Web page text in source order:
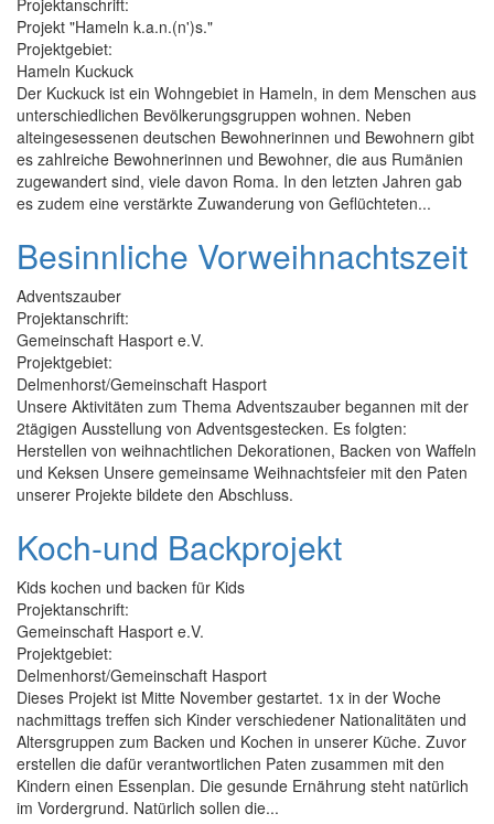
Projektanschrift:
Projekt "Hameln k.a.n.(n')s."
Projektgebiet:
Hameln Kuckuck
Der Kuckuck ist ein Wohngebiet in Hameln, in dem Menschen aus
unterschiedlichen Bevölkerungsgruppen wohnen. Neben
alteingesessenen deutschen Bewohnerinnen und Bewohnern gibt
es zahlreiche Bewohnerinnen und Bewohner, die aus Rumänien
zugewandert sind, viele davon Roma. In den letzten Jahren gab
es zudem eine verstärkte Zuwanderung von Geflüchteten...
Besinnliche Vorweihnachtszeit
Adventszauber
Projektanschrift:
Gemeinschaft Hasport e.V.
Projektgebiet:
Delmenhorst/Gemeinschaft Hasport
Unsere Aktivitäten zum Thema Adventszauber begannen mit der
2tägigen Ausstellung von Adventsgestecken. Es folgten:
Herstellen von weihnachtlichen Dekorationen, Backen von Waffeln
und Keksen Unsere gemeinsame Weihnachtsfeier mit den Paten
unserer Projekte bildete den Abschluss.
Koch-und Backprojekt
Kids kochen und backen für Kids
Projektanschrift:
Gemeinschaft Hasport e.V.
Projektgebiet:
Delmenhorst/Gemeinschaft Hasport
Dieses Projekt ist Mitte November gestartet. 1x in der Woche
nachmittags treffen sich Kinder verschiedener Nationalitäten und
Altersgruppen zum Backen und Kochen in unserer Küche. Zuvor
erstellen die dafür verantwortlichen Paten zusammen mit den
Kindern einen Essenplan. Die gesunde Ernährung steht natürlich
im Vordergrund. Natürlich sollen die...